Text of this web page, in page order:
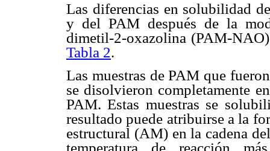
Las diferencias en solubilidad
y del PAM después de la
dimetil-2-oxazolina (PAM-
Tabla 2.
Las muestras de PAM que
se disolvieron completamente
PAM. Estas muestras se
resultado puede atribuirse a la
estructural (AM) en la cadena
temperatura de reacción